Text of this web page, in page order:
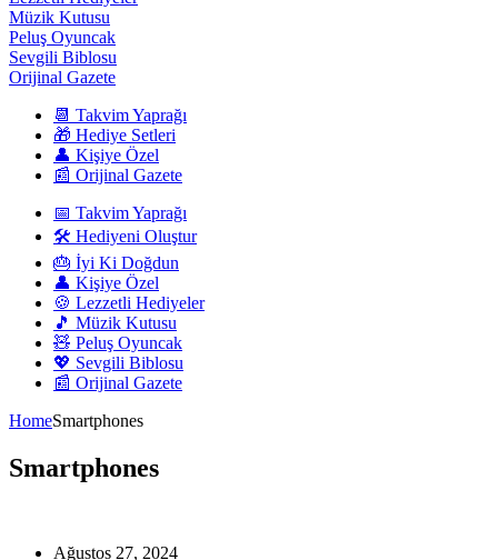
Müzik Kutusu
Peluş Oyuncak
Sevgili Biblosu
Orijinal Gazete
📆 Takvim Yaprağı
🎁 Hediye Setleri
👤 Kişiye Özel
📰 Orijinal Gazete
📅 Takvim Yaprağı
🛠️ Hediyeni Oluştur
🎂 İyi Ki Doğdun
👤 Kişiye Özel
🍪 Lezzetli Hediyeler
🎵 Müzik Kutusu
🧸 Peluş Oyuncak
💖 Sevgili Biblosu
📰 Orijinal Gazete
HomeSmartphones
Smartphones
Ağustos 27, 2024